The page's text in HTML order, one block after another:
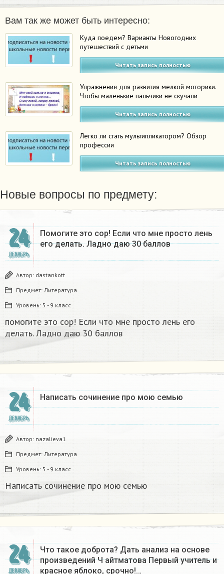
Вам так же может быть интересно:
Куда поедем? Варианты Новогодних
путешествий с детьми
Читать запись полностью
Упражнения для развития мелкой моторики.
Чтобы маленькие пальчики не скучали
Читать запись полностью
Легко ли стать мультипликатором? Обзор
профессии
Читать запись полностью
Новые вопросы по предмету:
24
ДЕКАБРЬ
Помогите это сор! Если что мне просто лень
его делать. Ладно даю 30 баллов​
Автор: dastankott
Предмет: Литература
Уровень: 5 - 9 класс
помогите это сор! Если что мне просто лень его
делать. Ладно даю 30 баллов​
24
ДЕКАБРЬ
Написать сочинение про мою семью ​
Автор: nazalieva1
Предмет: Литература
Уровень: 5 - 9 класс
Написать сочинение про мою семью ​
24
ДЕКАБРЬ
Что такое доброта? Дать анализ на основе
произведений Ч айтматова Первый учитель и
красное яблоко, срочно!…